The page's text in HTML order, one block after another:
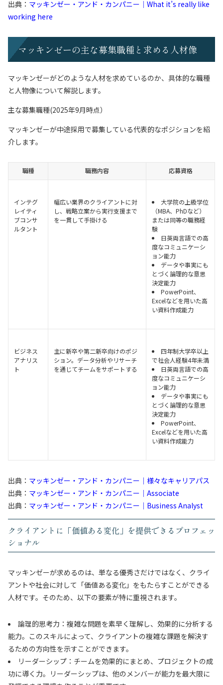
出典： マッキンゼー・アンド・カンパニー｜What it’s really like
working here
マッキンゼーの主な募集職種と求める人材像
マッキンゼーがどのような人材を求めているのか、具体的な職種
と人物像について解説します。
主な募集職種(2025年9月時点）
マッキンゼーが中途採用で募集している代表的なポジションを紹
介します。
職種 職務内容 応募資格
インテグ
レイティ
ブコンサ
ルタント
幅広い業界のクライアントに対
し、戦略立案から実行支援まで
を一貫して手掛ける
大学院の上級学位
（MBA、PhDなど）
または同等の職務経
験
日英両言語での高
度なコミュニケーシ
ョン能力
データや事実にも
とづく論理的な意思
決定能力
PowerPoint、
Excelなどを用いた高
い資料作成能力
ビジネス
アナリス
ト
主に新卒や第二新卒向けのポジ
ション。データ分析やリサーチ
を通じてチームをサポートする
四年制大学卒以上
で社会人経験4年未満
日英両言語での高
度なコミュニケーシ
ョン能力
データや事実にも
とづく論理的な意思
決定能力
PowerPoint、
Excelなどを用いた高
い資料作成能力
出典： マッキンゼー・アンド・カンパニー｜様々なキャリアパス
出典： マッキンゼー・アンド・カンパニー｜Associate
出典： マッキンゼー・アンド・カンパニー｜Business Analyst
クライアントに「価値ある変化」を提供できるプロフェッ
ショナル
マッキンゼーが求めるのは、単なる優秀さだけではなく、クライ
アントや社会に対して「価値ある変化」をもたらすことができる
人材です。そのため、以下の要素が特に重視されます。
論理的思考力：複雑な問題を素早く理解し、効果的に分析する
能力。このスキルによって、クライアントの複雑な課題を解決す
るための方向性を示すことができます。
リーダーシップ：チームを効果的にまとめ、プロジェクトの成
功に導く力。リーダーシップは、他のメンバーが能力を最大限に